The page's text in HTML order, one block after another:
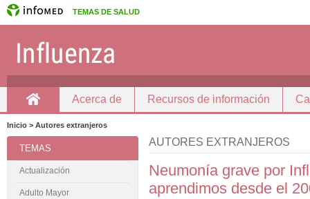
TEMAS DE SALUD
Acerca de Recursos de información
Inicio > Autores extranjeros
AUTORES EXTRANJEROS
Neumonía grave por
aprendimos desde el
TEMAS
Actualización
Adulto Mayor